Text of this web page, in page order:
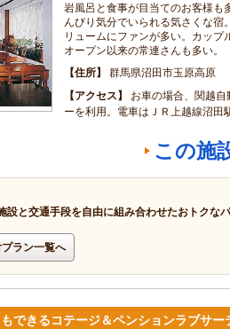
岩風呂と食事が目当てのお客様も
んびり気分でいられる気さくな宿
リュームにファンが多い。カップ
オープン以来の常連さんも多い。
住所
群馬県沼田市玉原高原
アクセス
お車の場合、関越
ーを利用。電車はＪＲ上越線沼田
この施
設と交通手段を自由に組み合わせたおトクな
ラン一覧へ
できるコテージ＆ペンションラブサー